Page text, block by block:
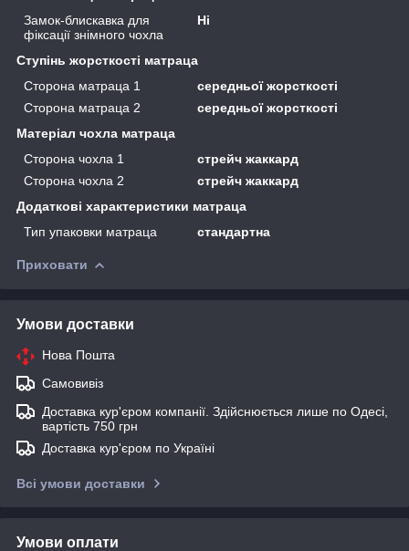
Замок-блискавка для
фіксації знімного чохла
Ні
Ступінь жорсткості матраца
Сторона матраца 1
середньої жорсткості
Сторона матраца 2
середньої жорсткості
Матеріал чохла матраца
Сторона чохла 1
стрейч жаккард
Сторона чохла 2
стрейч жаккард
Додаткові характеристики матраца
Тип упаковки матраца
стандартна
Приховати
Умови доставки
Нова Пошта
Самовивіз
Доставка кур'єром компанії. Здійснюється лише по Одесі,
вартість 750 грн
Доставка кур'єром по Україні
Всі умови доставки
Умови оплати